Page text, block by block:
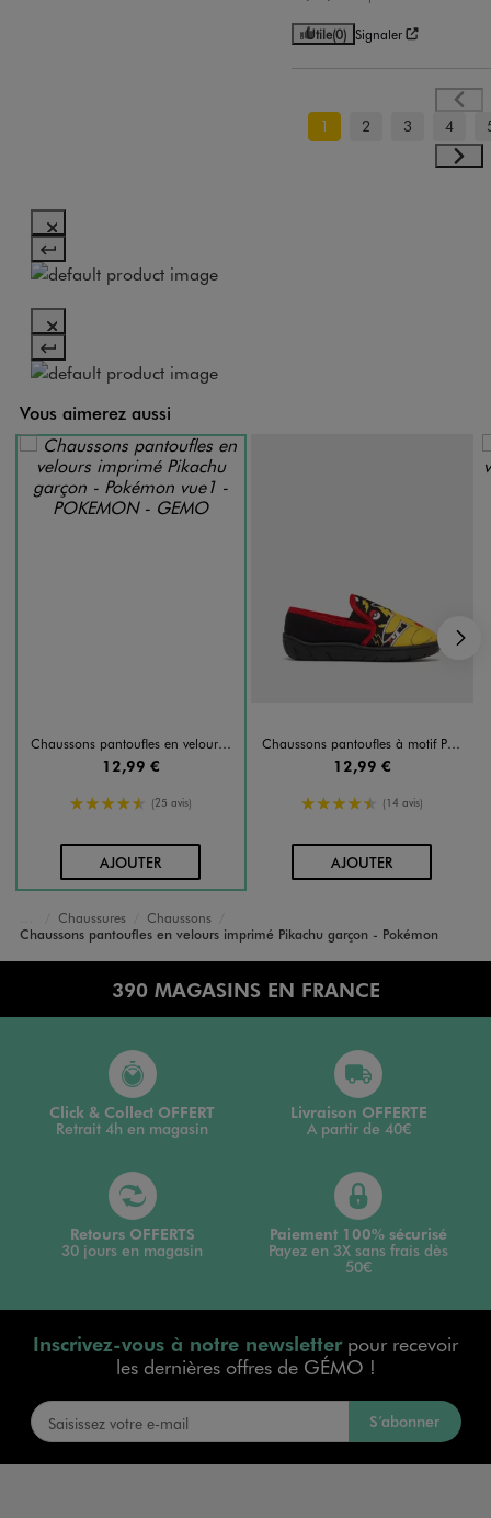
Utile(0) Signaler
1 2 3 4
Vous aimerez aussi
Chaussons pantoufles en velours imprimé Pikachu garçon - Pokémon
12,99 €
4.5/5 de moyenne
(25 avis)
AJOUTERAU PANIER
Chaussons pantoufles à motif Pikachu garçon - Pokémon
12,99 €
4.5/5 de moyenne
(14 avis)
AJOUTERAU PANIER
Accueil
Garçon
Chaussures
Chaussons
Chaussons pantoufles en velours imprimé Pikachu garçon - Pokémon
390 MAGASINS EN FRANCE
Click & Collect OFFERT
Retrait 4h en magasin
Livraison OFFERTE
A partir de 40€
Retours OFFERTS
30 jours en magasin
Paiement 100% sécurisé
Payez en 3X sans frais dès
50€
Inscrivez-vous à notre newsletterpour recevoir
les dernières offres de GÉMO !
S’abonner